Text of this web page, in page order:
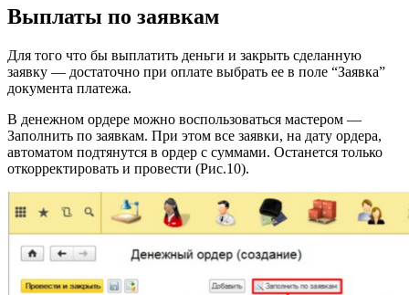
Выплаты по заявкам
Для того что бы выплатить деньги и закрыть сделанную
заявку — достаточно при оплате выбрать ее в поле “Заявка”
документа платежа.
В денежном ордере можно воспользоваться мастером —
Заполнить по заявкам. При этом все заявки, на дату ордера,
автоматом подтянутся в ордер с суммами. Останется только
откорректировать и провести (Рис.10).